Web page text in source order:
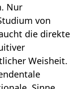
Nur
von
die direkte
Weisheit.